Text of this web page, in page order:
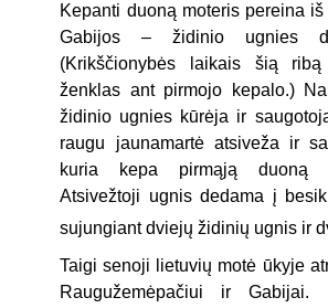
Kepanti duoną moteris pereina
Gabijos – židinio ugnies
(Krikščionybės laikais šią
ženklas ant pirmojo kepalo.)
židinio ugnies kūrėja ir
raugu jaunamartė atsiveža ir
kuria kepa pirmąją duoną
Atsivežtoji ugnis dedama į
sujungiant dviejų židinių ugnis ir
Taigi senoji lietuvių motė ūkyje
Raugužemėpačiui ir Gabijai.